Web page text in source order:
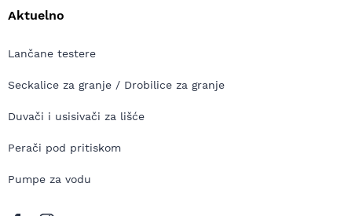
Aktuelno
Lančane testere
Seckalice za granje / Drobilice za granje
Duvači i usisivači za lišće
Perači pod pritiskom
Pumpe za vodu